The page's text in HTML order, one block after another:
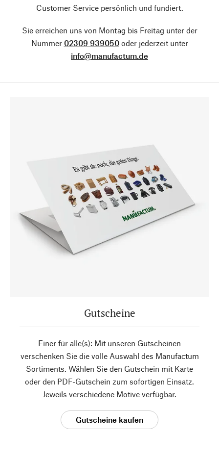
Customer Service persönlich und fundiert.
Sie erreichen uns von Montag bis Freitag unter der
Nummer 02309 939050oder jederzeit unter
info@manufactum.de
Gutscheine
Einer für alle(s): Mit unseren Gutscheinen
verschenken Sie die volle Auswahl des Manufactum
Sortiments. Wählen Sie den Gutschein mit Karte
oder den PDF-Gutschein zum sofortigen Einsatz.
Jeweils verschiedene Motive verfügbar.
Gutscheine kaufen